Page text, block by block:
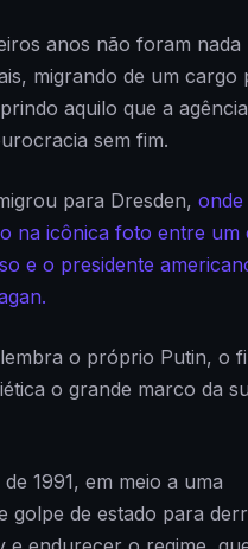
anos não foram nada
migrando de um cargo
aquilo que a agência
sem fim.
para Dresden, onde
na icônica foto entre um
e o presidente
o próprio Putin, o
o grande marco da
1991, em meio a uma
golpe de estado para